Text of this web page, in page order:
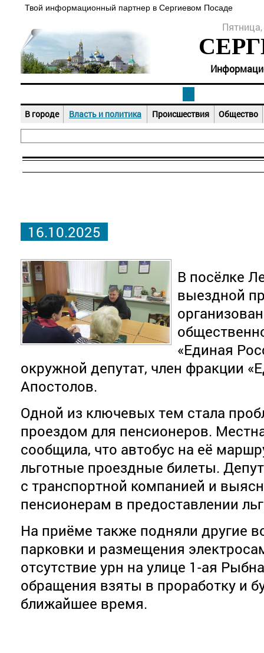
Твой информационный партнер в Сергиевом Посаде
Пятница,
В городе Власть и политика Происшествия Общество
16.10.2025
В посёлке
выездной
«Единая
окружной депутат, член фракции
Апостолов.
Одной из ключевых тем стала
проездом для пенсионеров.
сообщила, что автобус на её
льготные проездные билеты.
с транспортной компанией и
пенсионерам в предоставлении
На приёме также подняли другие
парковки и размещения
отсутствие урн на улице 1-ая
обращения взяты в проработку и
ближайшее время.